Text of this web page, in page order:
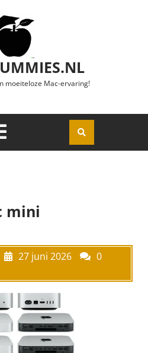
moeiteloze Mac-ervaring!
Openen
mini
27 juni 2026
0